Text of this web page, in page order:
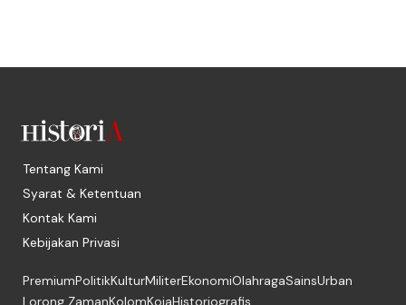
Tentang Kami
Syarat & Ketentuan
Kontak Kami
Kebijakan Privasi
PremiumPolitikKulturMiliterEkonomiOlahragaSainsUrban
Lorong ZamanKolomKojaHistoriografis